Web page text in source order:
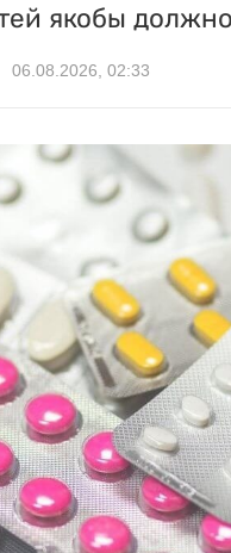
якобы
06.08.2026, 02:33